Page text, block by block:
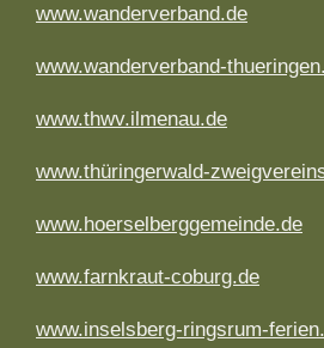
www.wanderverband.de
www.wanderverband-
www.thwv.ilmenau.de
www.thüringerwald-
www.hoerselberggemeinde.de
www.farnkraut-coburg.de
www.inselsberg-ringsrum-